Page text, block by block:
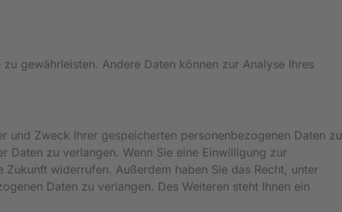
gewährleisten. Andere Daten können zur Analyse Ihres
und Zweck Ihrer gespeicherten personenbezogenen Daten zu
Daten zu verlangen. Wenn Sie eine Einwilligung zur
widerrufen. Außerdem haben Sie das Recht, unter
Daten zu verlangen. Des Weiteren steht Ihnen ein